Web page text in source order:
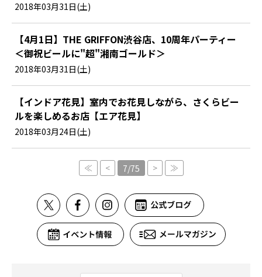
2018年03月31日(土)
【4月1日】THE GRIFFON渋谷店、10周年パーティー
＜御祝ビールに"超"湘南ゴールド＞
2018年03月31日(土)
【インドア花見】室内でお花見しながら、さくらビー
ルを楽しめるお店【エア花見】
2018年03月24日(土)
≪ < 7/75 > ≫